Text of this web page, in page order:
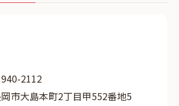
940-2112
市大島本町2丁目甲552番地5